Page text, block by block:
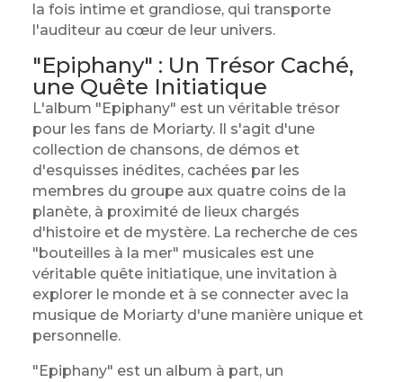
la fois intime et grandiose, qui transporte
l'auditeur au cœur de leur univers.
"Epiphany" : Un Trésor Caché,
une Quête Initiatique
L'album "Epiphany" est un véritable trésor
pour les fans de Moriarty. Il s'agit d'une
collection de chansons, de démos et
d'esquisses inédites, cachées par les
membres du groupe aux quatre coins de la
planète, à proximité de lieux chargés
d'histoire et de mystère. La recherche de ces
"bouteilles à la mer" musicales est une
véritable quête initiatique, une invitation à
explorer le monde et à se connecter avec la
musique de Moriarty d'une manière unique et
personnelle.
"Epiphany" est un album à part, un